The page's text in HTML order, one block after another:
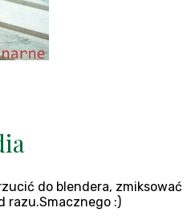
do blendera, zmiksować
razu.Smacznego :)